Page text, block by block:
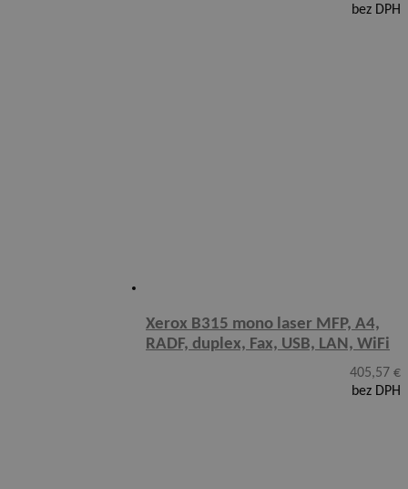
bez DPH
Xerox B315 mono laser MFP, A4,
RADF, duplex, Fax, USB, LAN, WiFi
405,57 €
bez DPH